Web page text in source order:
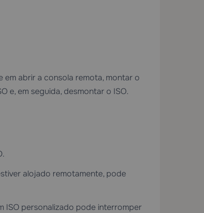
em abrir a consola remota, montar o
e, em seguida, desmontar o ISO.
alojado remotamente, pode
ISO personalizado pode interromper